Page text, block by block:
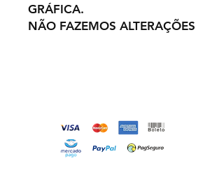
GRÁFICA.
NÃO FAZEMOS ALTERAÇÕES